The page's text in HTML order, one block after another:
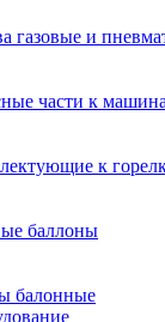
газовые и
части к
к
баллоны
балонные